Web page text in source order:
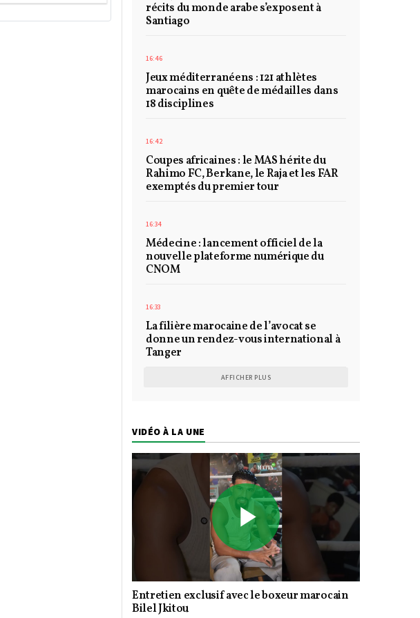
récits du monde arabe s’exposent à
Santiago
16:46
Jeux méditerranéens : 121 athlètes
marocains en quête de médailles dans
18 disciplines
16:42
Coupes africaines : le MAS hérite du
Rahimo FC, Berkane, le Raja et les FAR
exemptés du premier tour
16:34
Médecine : lancement officiel de la
nouvelle plateforme numérique du
CNOM
16:33
La filière marocaine de l’avocat se
donne un rendez-vous international à
Tanger
AFFICHER PLUS
VIDÉO À LA UNE
Play
Entretien exclusif avec le boxeur marocain
Bilel Jkitou